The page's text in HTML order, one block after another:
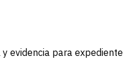
evidencia para expediente